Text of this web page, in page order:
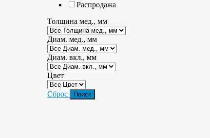
Распродажа
Толщина мед., мм
Диам. мед., мм
Диам. вкл., мм
Цвет
Сброс